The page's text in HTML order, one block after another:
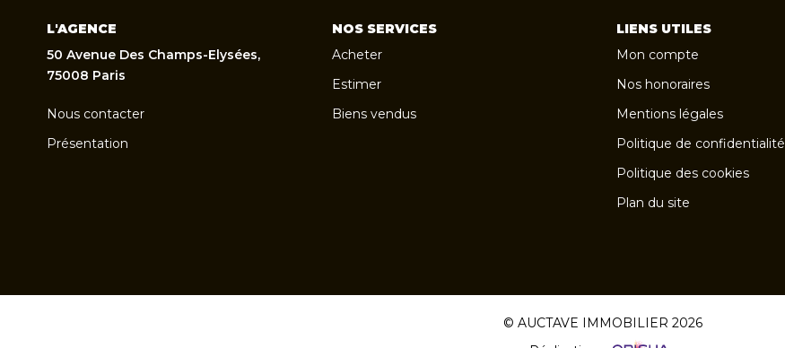
L'AGENCE
50 Avenue Des Champs-Elysées,
75008 Paris
Nous contacter
Présentation
NOS SERVICES
Acheter
Estimer
Biens vendus
LIENS UTILES
Mon compte
Nos honoraires
Mentions légales
Politique de confidentialité
Politique des cookies
Plan du site
© AUCTAVE IMMOBILIER 2026